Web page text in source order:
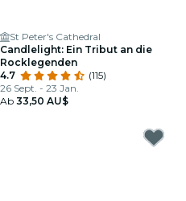
St Peter's Cathedral
Candlelight: Ein Tribut an die
Rocklegenden
4.7
(115)
26 Sept. - 23 Jan.
Ab 33,50 AU$